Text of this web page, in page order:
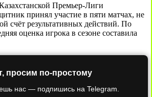
Премьер-Лиги
принял участие в пяти матчах, не
счёт результативных действий. По
оценка игрока в сезоне составила
просим по-простому
нас — подпишись на Telegram.